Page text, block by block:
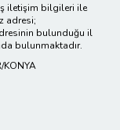
iletişim bilgileri ile
adresi;
bulunduğu il
bulunmaktadır.
KONYA